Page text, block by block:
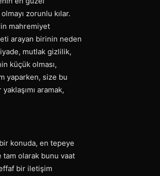
zorunlu kılar.
mahremiyet
arayan birinin neden
mutlak gizlilik,
küçük olması,
yaparken, size bu
aramak,
konuda, en tepeye
tam olarak bunu vaat
bir iletişim